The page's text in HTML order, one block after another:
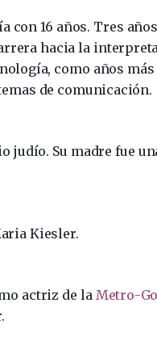
con 16 años. Tres
hacia la
como años
de comunicación.
judío. Su madre fue
Kiesler.
actriz de la Metro-